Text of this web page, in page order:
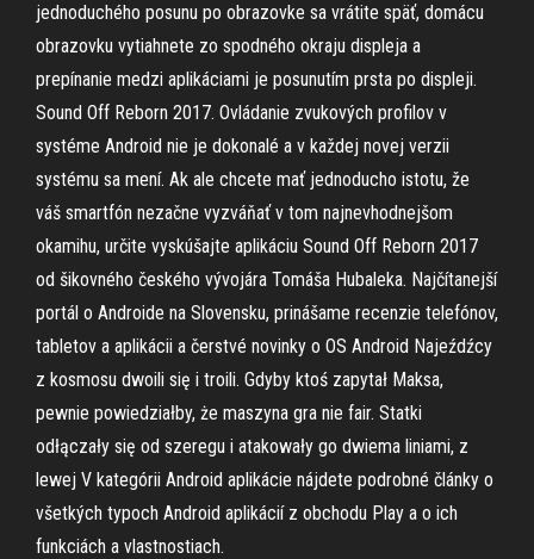
jednoduchého posunu po obrazovke sa vrátite späť, domácu
obrazovku vytiahnete zo spodného okraju displeja a
prepínanie medzi aplikáciami je posunutím prsta po displeji.
Sound Off Reborn 2017. Ovládanie zvukových profilov v
systéme Android nie je dokonalé a v každej novej verzii
systému sa mení. Ak ale chcete mať jednoducho istotu, že
váš smartfón nezačne vyzváňať v tom najnevhodnejšom
okamihu, určite vyskúšajte aplikáciu Sound Off Reborn 2017
od šikovného českého vývojára Tomáša Hubaleka. Najčítanejší
portál o Androide na Slovensku, prinášame recenzie telefónov,
tabletov a aplikácii a čerstvé novinky o OS Android Najeźdźcy
z kosmosu dwoili się i troili. Gdyby ktoś zapytał Maksa,
pewnie powiedziałby, że maszyna gra nie fair. Statki
odłączały się od szeregu i atakowały go dwiema liniami, z
lewej V kategórii Android aplikácie nájdete podrobné články o
všetkých typoch Android aplikácií z obchodu Play a o ich
funkciách a vlastnostiach.